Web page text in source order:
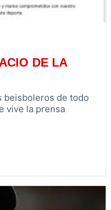
DE LA
beisboleros de todo
vive la prensa